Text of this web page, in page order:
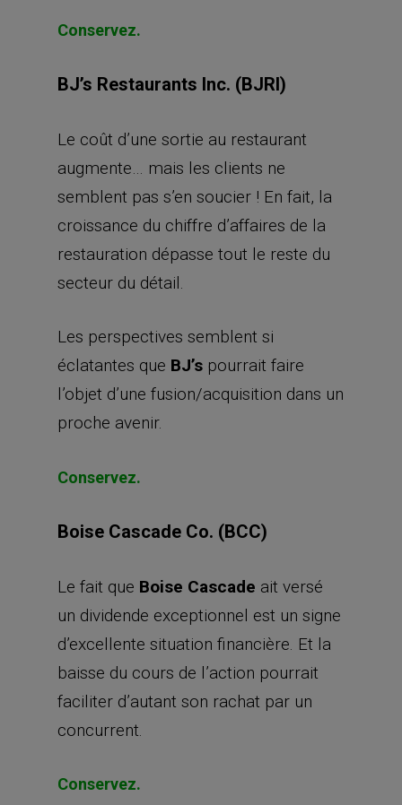
Conservez.
BJ’s Restaurants Inc. (BJRI)
Le coût d’une sortie au restaurant
augmente… mais les clients ne
semblent pas s’en soucier ! En fait, la
croissance du chiffre d’affaires de la
restauration dépasse tout le reste du
secteur du détail.
Les perspectives semblent si
éclatantes que BJ’s pourrait faire
l’objet d’une fusion/acquisition dans un
proche avenir.
Conservez.
Boise Cascade Co. (BCC)
Le fait que Boise Cascade ait versé
un dividende exceptionnel est un signe
d’excellente situation financière. Et la
baisse du cours de l’action pourrait
faciliter d’autant son rachat par un
concurrent.
Conservez.